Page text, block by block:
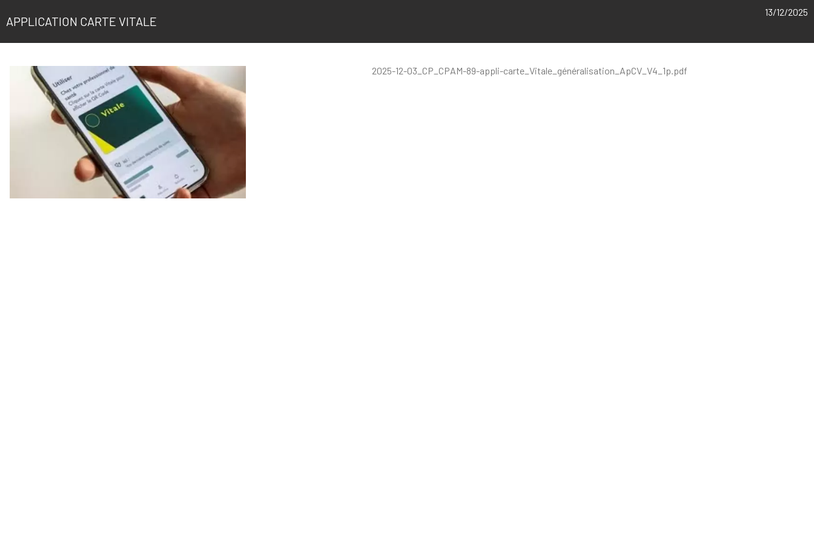
APPLICATION CARTE VITALE
13/12/2025
2025-12-03_CP_CPAM-89-appli-carte_Vitale_généralisation_ApCV_V4_1p.pdf